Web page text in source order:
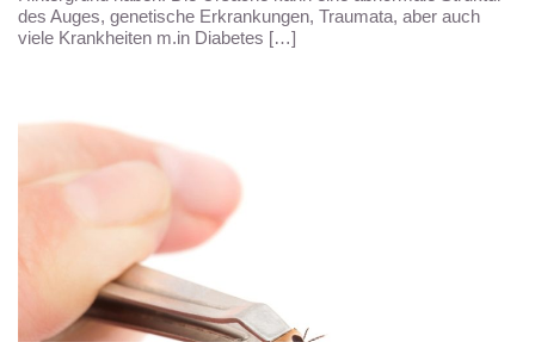
des Auges, genetische Erkrankungen, Traumata, aber auch
viele Krankheiten m.in Diabetes […]